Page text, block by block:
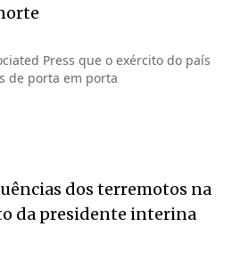
Press que o exército do país
de porta em porta
dos terremotos na
da presidente interina